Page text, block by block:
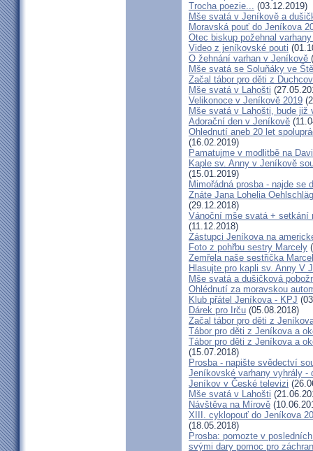
Trocha poezie... (03.12.2019)
Mše svatá v Jeníkově a
Moravská pouť do Jeníkova
Otec biskup požehnal
Video z jeníkovské pouti
O žehnání varhan v Jeníkově
Mše svatá se Soluňáky ve
Začal tábor pro děti z
Mše svatá v Lahošti
Velikonoce v Jeníkově 2019
Mše svatá v Lahošti, bude již
Adorační den v Jeníkově
Ohlednutí aneb 20 let
(16.02.2019)
Pamatujme v modlitbě na
Kaple sv. Anny v Jeníkově
(15.01.2019)
Mimořádná prosba - najde se
Znáte Jana Lohelia
(29.12.2018)
Vánoční mše svatá + setkání
(11.12.2018)
Zástupci Jeníkova na
Foto z pohřbu sestry Marcely
Zemřela naše sestřička
Hlasujte pro kapli sv. Anny V
Mše svatá a dušičková
Ohlédnutí za moravskou
Klub přátel Jeníkova - KPJ
Dárek pro Irču (05.08.2018)
Začal tábor pro děti z
Tábor pro děti z Jeníkova a
Tábor pro děti z Jeníkova a
(15.07.2018)
Prosba - napište svědectví
Jeníkovské varhany vyhrály -
Jeníkov v České televizi
Mše svatá v Lahošti
Návštěva na Mírově
XIII. cyklopouť do Jeníkova
(18.05.2018)
Prosba: pomozte v
svými dary pomoc pro